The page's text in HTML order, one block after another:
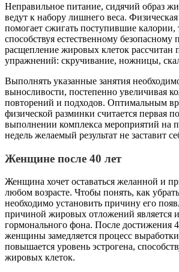
Неправильное питание, сидячий образ
ведут к набору лишнего веса.
помогает сжигать поступившие
способствуя естественному
расщепление жировых клеток рассчитан
упражнений: скручивание, ножницы,
Выполнять указанные занятия
выносливости, постепенно увеличивая
повторений и подходов. Оптимальным
физической разминки считается первая
выполнении комплекса мероприятий на
недель желаемый результат не заставит
Женщине после 40 лет
Женщина хочет оставаться желанной и
любом возрасте. Чтобы понять, как
необходимо установить причину его
причиной жировых отложений является
гормонального фона. После достижения
женщины замедляется процесс выработки
повышается уровень эстрогена,
жировых клеток.